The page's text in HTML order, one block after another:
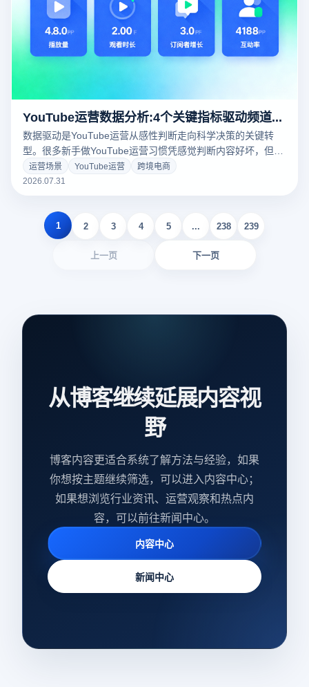
YouTube运营数据分析:4个关键指标驱动频道增长
数据驱动是YouTube运营从感性判断走向科学决策的关键转
型。很多新手做YouTube运营习惯凭感觉判断内容好坏，但主
观判断往往与用户真实反应存在巨大偏差。YouTube Studio蕴
含大量用户行为洞察。本文详解四个最关键的数据指标及其驱
运营场景 YouTube运营
跨境电商
2026.07.31
上一页
1 2 3 4 5 ... 238 239
下一页
从博客继续延展内容视
野
博客内容更适合系统了解方法与经验，如果
你想按主题继续筛选，可以进入内容中心；
如果想浏览行业资讯、运营观察和热点内
容，可以前往新闻中心。
内容中心
新闻中心